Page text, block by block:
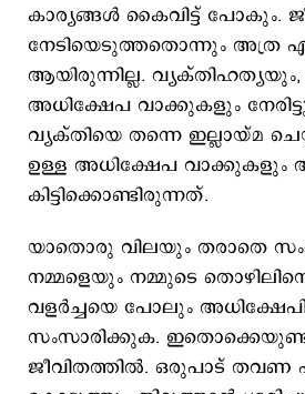
കാര്യങ്ങൾ കൈവിട്ട് പോകും.
നേടിയെടുത്തതൊന്നും അത്ര
ആയിരുന്നില്ല.
അധിക്ഷേപ വാക്കുകളും
വ്യക്തിയെ തന്നെ ഇല്ലായ്‌മ
ഉള്ള അധിക്ഷേപ
കിട്ടിക്കൊണ്ടിരുന്നത്.
യാതൊരു വിലയും തരാതെ
നമ്മളെയും നമ്മുടെ
വളർച്ചയെ പോലും
സംസാരിക്കുക.
ജീവിതത്തില്‍. ഒരുപാട്